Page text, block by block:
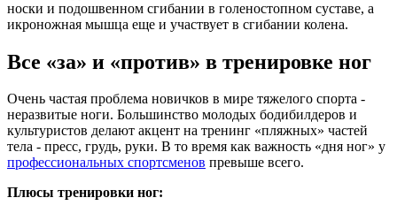
носки и подошвенном сгибании в голеностопном суставе, а
икроножная мышца еще и участвует в сгибании колена.
Все «за» и «против» в тренировке ног
Очень частая проблема новичков в мире тяжелого спорта -
неразвитые ноги. Большинство молодых бодибилдеров и
культуристов делают акцент на тренинг «пляжных» частей
тела - пресс, грудь, руки. В то время как важность «дня ног» у
профессиональных спортсменов превыше всего.
Плюсы тренировки ног: